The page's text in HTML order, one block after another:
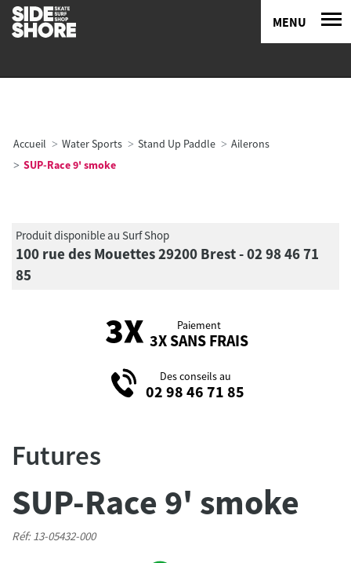
MENU
Accueil Water Sports Stand Up Paddle
Ailerons
SUP-Race 9' smoke
Produit disponible au Surf Shop
100 rue des Mouettes 29200 Brest - 02 98 46 71
85
Paiement
3X SANS FRAIS
Des conseils au
02 98 46 71 85
Futures
SUP-Race 9' smoke
Réf: 13-05432-000